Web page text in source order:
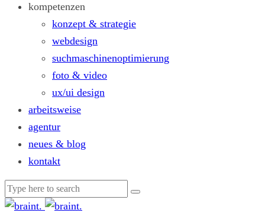
kompetenzen
konzept & strategie
webdesign
suchmaschinenoptimierung
foto & video
ux/ui design
arbeitsweise
agentur
neues & blog
kontakt